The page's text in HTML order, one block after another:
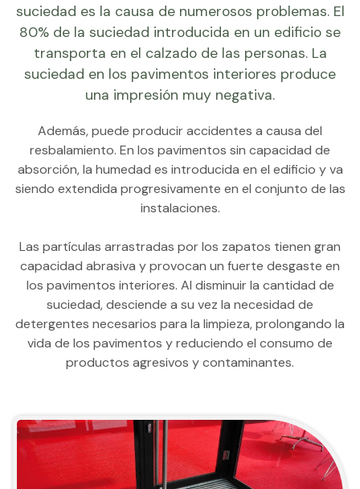
suciedad es la causa de numerosos problemas. El
80% de la suciedad introducida en un edificio se
transporta en el calzado de las personas. La
suciedad en los pavimentos interiores produce
una impresión muy negativa.
Además, puede producir accidentes a causa del
resbalamiento. En los pavimentos sin capacidad de
absorción, la humedad es introducida en el edificio y va
siendo extendida progresivamente en el conjunto de las
instalaciones.
Las partículas arrastradas por los zapatos tienen gran
capacidad abrasiva y provocan un fuerte desgaste en
los pavimentos interiores. Al disminuir la cantidad de
suciedad, desciende a su vez la necesidad de
detergentes necesarios para la limpieza, prolongando la
vida de los pavimentos y reduciendo el consumo de
productos agresivos y contaminantes.